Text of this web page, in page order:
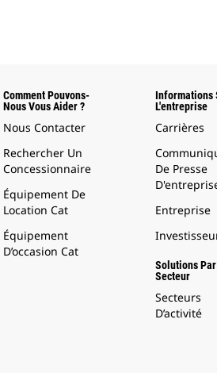
Comment Pouvons-
Nous Vous Aider ?
Nous Contacter
Rechercher Un
Concessionnaire
Équipement De
Location Cat
Équipement
D’occasion Cat
Informations
L'entreprise
Carrières
De Presse
Entreprise
Solutions Par
Secteur
Secteurs
D’activité